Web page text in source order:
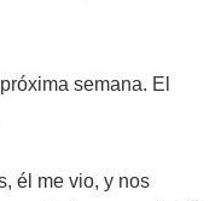
semana. El
él me vio, y nos